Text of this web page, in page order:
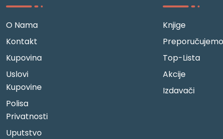
O Nama
Kontakt
Kupovina
Uslovi
Kupovine
Polisa
Privatnosti
Uputstvo
Knjige
Preporučujemo
Top-Lista
Akcije
Izdavači